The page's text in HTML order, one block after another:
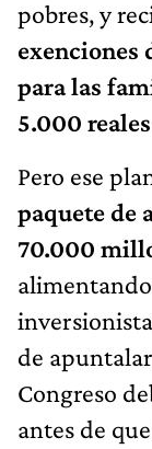
pobres, y
exenciones
para las
5.000
Pero ese
paquete de
70.000
de
Congreso
antes de